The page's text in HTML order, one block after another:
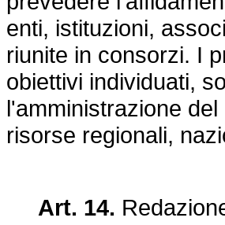
enti, istituzioni,
riunite in consorzi. I
obiettivi individuati,
l'amministrazione
risorse regionali,
Art. 14.